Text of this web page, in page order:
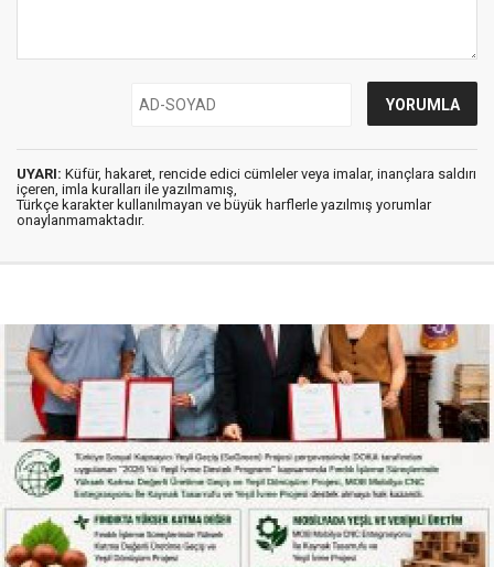
UYARI: Küfür, hakaret, rencide edici cümleler veya imalar, inançlara saldırı
içeren, imla kuralları ile yazılmamış,
Türkçe karakter kullanılmayan ve büyük harflerle yazılmış yorumlar
onaylanmamaktadır.